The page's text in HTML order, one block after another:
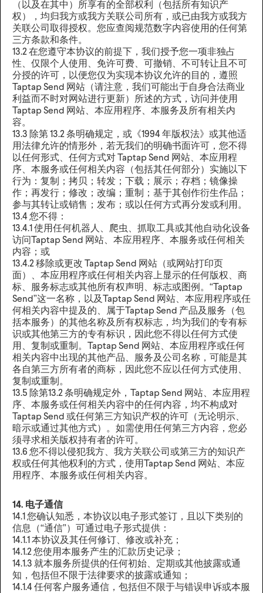
（以及在其中）所享有的全部权利（包括所有知识产
权），均归我方或我方关联公司所有，或已由我方或我方
关联公司取得授权。您应查阅规范数字内容使用的任何第
三方条款和条件。
13.2 在您遵守本协议的前提下，我们授予您一项非独占
性、仅限个人使用、免许可费、可撤销、不可转让且不可
分授的许可，以便您仅为实现本协议允许的目的，遵照
Taptap Send 网站（请注意，我们可能出于自身合法商业
利益而不时对网站进行更新）所述的方式，访问并使用
Taptap Send 网站、本应用程序、本服务及所有相关内
容。
13.3 除第 13.2 条明确规定，或《1994 年版权法》或其他适
用法律允许的情形外，若无我们的明确书面许可，您不得
以任何形式、任何方式对 Taptap Send 网站、本应用程
序、本服务或任何相关内容（包括其任何部分）实施以下
行为：复制；拷贝；转发；下载；展示；存档；镜像操
作；再发行；修改；改编；重制；基于其创作衍生作品；
参与其转让或销售；发布；或以任何方式再分发或利用。
13.4 您不得：
13.4.1 使用任何机器人、爬虫、抓取工具或其他自动化设备
访问Taptap Send 网站、本应用程序、本服务或任何相关
内容；或
13.4.2 移除或更改 Taptap Send 网站（或网站打印页
面）、本应用程序或任何相关内容上显示的任何版权、商
标、服务标志或其他所有权声明、标志或图例。“Taptap
Send”这一名称，以及Taptap Send 网站、本应用程序或任
何相关内容中提及的、属于Taptap Send 产品及服务（包
括本服务）的其他名称及所有权标志，均为我们的专有标
识或其他第三方的专有标识，因此您不得以任何方式使
用、复制或重制。Taptap Send 网站、本应用程序或任何
相关内容中出现的其他产品、服务及公司名称，可能是其
各自第三方所有者的商标，因此您不应以任何方式使用、
复制或重制。
13.5 除第13.2 条明确规定外，Taptap Send 网站、本应用程
序、本服务或任何相关内容中的任何内容，均不构成对
Taptap Send 或任何第三方知识产权的许可（无论明示、
暗示或通过其他方式）。如需使用任何第三方内容，您必
须寻求相关版权持有者的许可。
13.6 您不得以侵犯我方、我方关联公司或第三方的知识产
权或任何其他权利的方式，使用Taptap Send 网站、本应
用程序、本服务或任何相关内容。‍
14. 电子通信
14.1 您确认知悉，本协议以电子形式签订，且以下类别的
信息（“通信”）可通过电子形式提供：
14.1.1 本协议及其任何修订、修改或补充；
14.1.2 您使用本服务产生的汇款历史记录；
14.1.3 就本服务所提供的任何初始、定期或其他披露或通
知，包括但不限于法律要求的披露或通知；
14.1.4 任何客户服务通信，包括但不限于与错误申诉或本服